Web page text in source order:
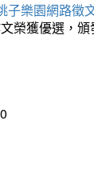
子樂園網路徵
榮獲優選，